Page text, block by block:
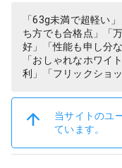
「63g未満で超軽い
ち方でも合格点」「
好」「性能も申し分
「おしゃれなホワイ
利」「フリックショ
当サイトのユ
ています。